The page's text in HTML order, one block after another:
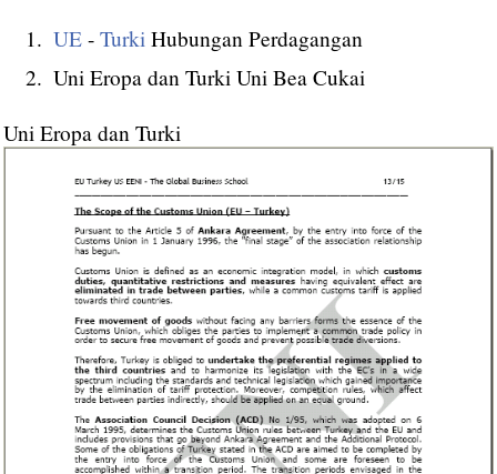
UE - Turki Hubungan Perdagangan
Uni Eropa dan Turki Uni Bea Cukai
Uni Eropa dan Turki